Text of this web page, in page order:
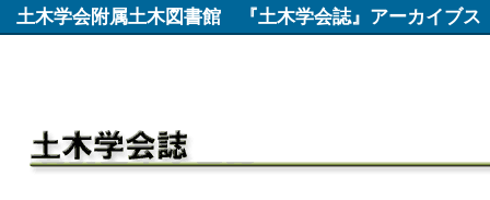
土木学会附属土木図書館 『土木学会誌』アーカイブス